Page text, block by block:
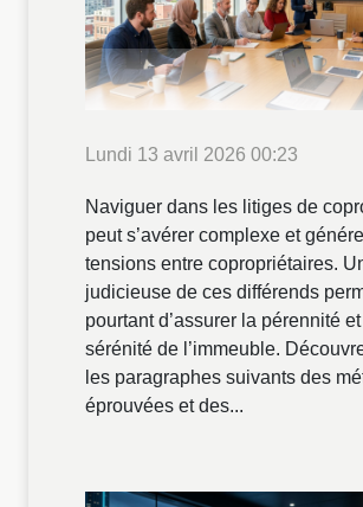
Lundi 13 avril 2026 00:23
Naviguer dans les litiges de
peut s’avérer complexe et
tensions entre copropriétaires.
judicieuse de ces différends
pourtant d’assurer la pérennité
sérénité de l’immeuble.
les paragraphes suivants des
éprouvées et des...